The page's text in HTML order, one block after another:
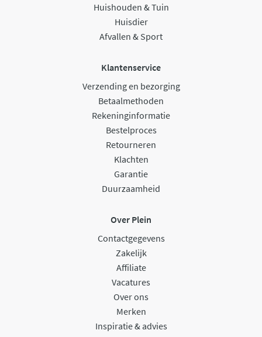
Huishouden & Tuin
Huisdier
Afvallen & Sport
Klantenservice
Verzending en bezorging
Betaalmethoden
Rekeninginformatie
Bestelproces
Retourneren
Klachten
Garantie
Duurzaamheid
Over Plein
Contactgegevens
Zakelijk
Affiliate
Vacatures
Over ons
Merken
Inspiratie & advies